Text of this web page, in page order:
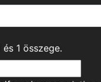
és 1 összege.